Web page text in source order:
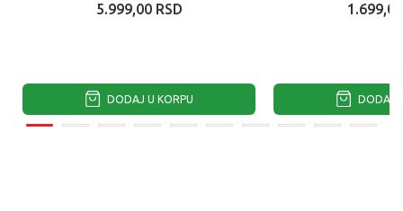
5.999,00 RSD
DODAJ U KORPU
1.699,00
DODAJ